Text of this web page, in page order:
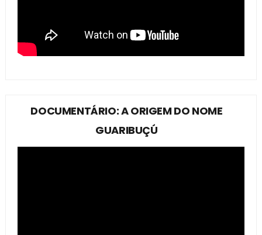
DOCUMENTÁRIO: A ORIGEM DO NOME
GUARIBUÇÚ